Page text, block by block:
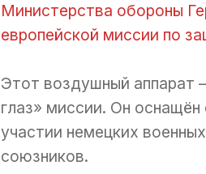
Министерства обороны
европейской миссии по
Этот воздушный аппарат
глаз» миссии. Он
участии немецких
союзников.